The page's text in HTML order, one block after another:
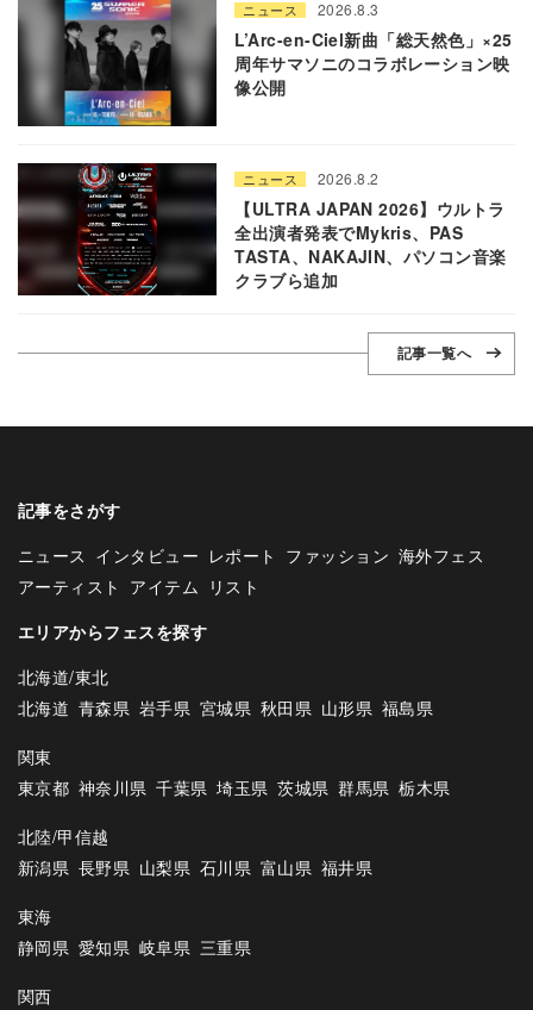
ニュース 2026.8.3
L’Arc-en-Ciel新曲「総天然色」×25
周年サマソニのコラボレーション映
像公開
ニュース 2026.8.2
【ULTRA JAPAN 2026】ウルトラ
全出演者発表でMykris、PAS
TASTA、NAKAJIN、パソコン音楽
クラブら追加
記事一覧へ
記事をさがす
ニュース インタビュー レポート ファッション 海外フェス
アーティスト アイテム リスト
エリアからフェスを探す
北海道/東北
北海道 青森県 岩手県 宮城県 秋田県 山形県 福島県
関東
東京都 神奈川県 千葉県 埼玉県 茨城県 群馬県 栃木県
北陸/甲信越
新潟県 長野県 山梨県 石川県 富山県 福井県
東海
静岡県 愛知県 岐阜県 三重県
関西